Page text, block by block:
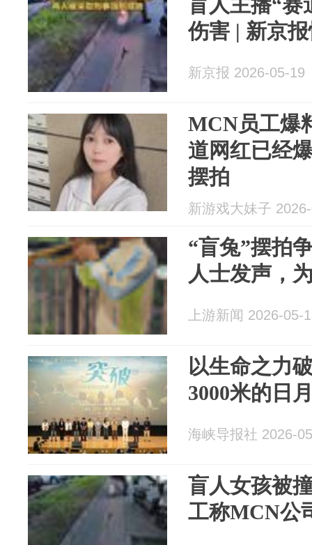
伤害 | 新京
新京报 2026-05-19
MCN员工爆
道网红已经
摆拍
新游戏大妹子
“盲兔”摆拍
人士发声，
上游新闻 2026-05-
以生命之力
3000米的日
海峡导报社 2026-
盲人女孩被
工称MCN公